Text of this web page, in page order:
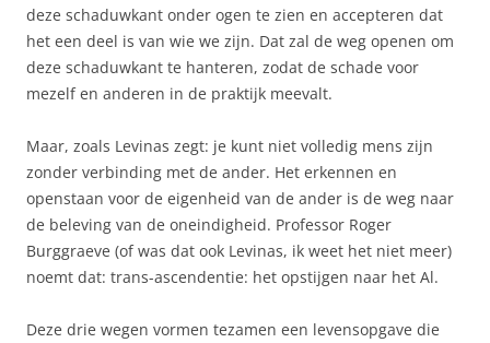
deze schaduwkant onder ogen te zien en accepteren dat
het een deel is van wie we zijn. Dat zal de weg openen om
deze schaduwkant te hanteren, zodat de schade voor
mezelf en anderen in de praktijk meevalt.
Maar, zoals Levinas zegt: je kunt niet volledig mens zijn
zonder verbinding met de ander. Het erkennen en
openstaan voor de eigenheid van de ander is de weg naar
de beleving van de oneindigheid. Professor Roger
Burggraeve (of was dat ook Levinas, ik weet het niet meer)
noemt dat: trans-ascendentie: het opstijgen naar het Al.
Deze drie wegen vormen tezamen een levensopgave die